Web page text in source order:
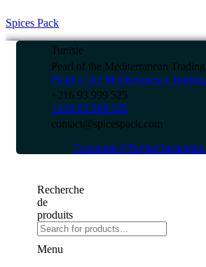
Spices Pack
Tunisie
Pearl of the Mediterranean Trading
Pearl of the Mediterranean Trading
+216 93 999 525
+216 93 999 525
contact@spicespack.com
Facebook-f Twitter Instagram
Recherche
de
produits
Menu